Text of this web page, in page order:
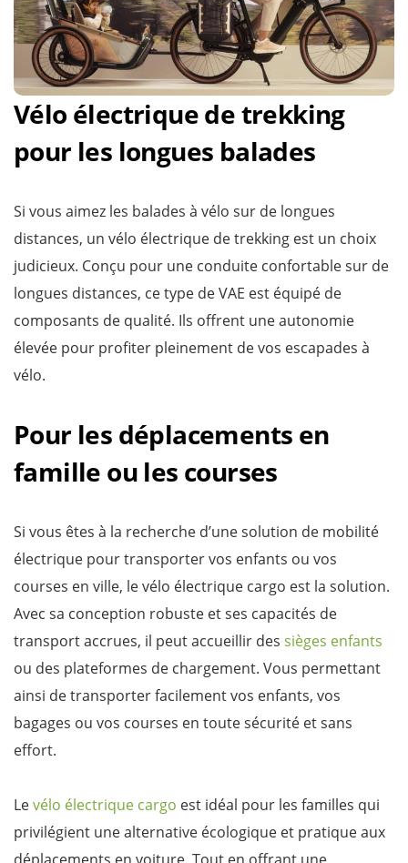
Vélo électrique de trekking
pour les longues balades
Si vous aimez les balades à vélo sur de longues
distances, un vélo électrique de trekking est un choix
judicieux. Conçu pour une conduite confortable sur de
longues distances, ce type de VAE est équipé de
composants de qualité. Ils offrent une autonomie
élevée pour profiter pleinement de vos escapades à
vélo.
Pour les déplacements en
famille ou les courses
Si vous êtes à la recherche d’une solution de mobilité
électrique pour transporter vos enfants ou vos
courses en ville, le vélo électrique cargo est la solution.
Avec sa conception robuste et ses capacités de
transport accrues, il peut accueillir des sièges enfants
ou des plateformes de chargement. Vous permettant
ainsi de transporter facilement vos enfants, vos
bagages ou vos courses en toute sécurité et sans
effort.
Levélo électrique cargo est idéal pour les familles qui
privilégient une alternative écologique et pratique aux